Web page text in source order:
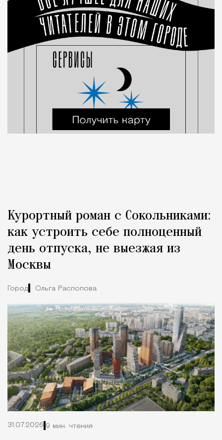
Курортный роман с Сокольниками:
как устроить себе полноценный
день отпуска, не выезжая из
Москвы
Город Ольга Распопова
31.07.2026 9 мин. чтения